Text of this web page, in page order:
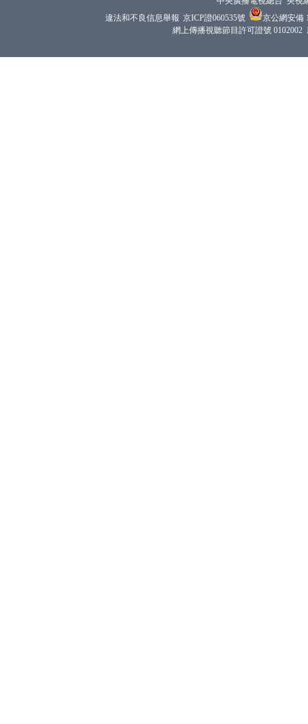
違法和不良信息舉報 京ICP證060535號
京公網安備
網上傳播視聽節目許可證號 0102002